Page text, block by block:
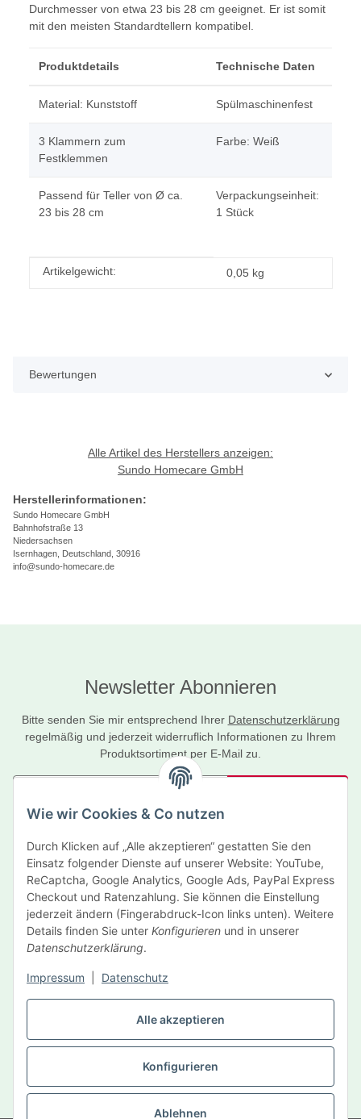
Alle akzeptieren
Konfigurieren
Ablehnen
Wie wir Cookies & Co nutzen
Durch Klicken auf „Alle akzeptieren“ gestatten Sie den
Einsatz folgender Dienste auf unserer Website: YouTube,
ReCaptcha, Google Analytics, Google Ads, PayPal Express
Checkout und Ratenzahlung. Sie können die Einstellung
jederzeit ändern (Fingerabdruck-Icon links unten). Weitere
Details finden Sie unter Konfigurieren und in unserer
Datenschutzerklärung.
Impressum Datenschutz
Durchmesser von etwa 23 bis 28 cm geeignet. Er ist somit
mit den meisten Standardtellern kompatibel.
Produktdetails Technische Daten
Material: Kunststoff Spülmaschinenfest
3 Klammern zum
Festklemmen
Farbe: Weiß
Passend für Teller von Ø ca.
23 bis 28 cm
Verpackungseinheit:
1 Stück
Produkteigenschaft
Wert
Artikelgewicht: 0,05 kg
Bewertungen
Alle Artikel des Herstellers anzeigen:
Sundo Homecare GmbH
Herstellerinformationen:
Sundo Homecare GmbH
Bahnhofstraße 13
Niedersachsen
Isernhagen, Deutschland, 30916
info@sundo-homecare.de
Newsletter Abonnieren
Bitte senden Sie mir entsprechend Ihrer Datenschutzerklärung
regelmäßig und jederzeit widerruflich Informationen zu Ihrem
Produktsortiment per E-Mail zu.
Newsletter Abonnieren
Informationen
Gesetzliche Informationen
Hersteller
Vertrag widerrufen
* Alle Preise inkl. gesetzlicher USt., zzgl.Versand